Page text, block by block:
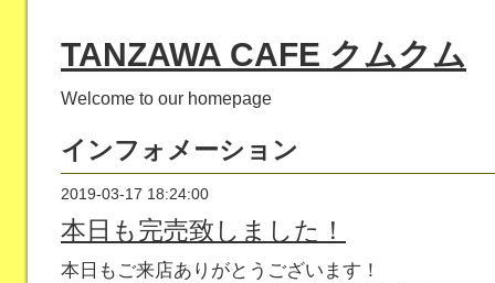
TANZAWA CAFE クムクム
Welcome to our homepage
インフォメーション
2019-03-17 18:24:00
本日も完売致しました！
本日もご来店ありがとうございます！